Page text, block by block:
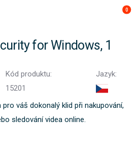
0
for Windows, 1
Kód produktu:
15201
Jazyk:
váš dokonalý klid při nakupování,
sledování videa online.